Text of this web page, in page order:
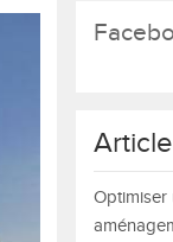
Optimiser